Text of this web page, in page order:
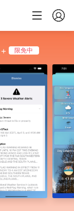
限免中